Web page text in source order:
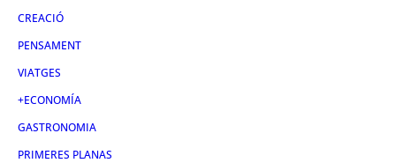
CREACIÓ
PENSAMENT
VIATGES
+ECONOMÍA
GASTRONOMIA
PRIMERES PLANAS